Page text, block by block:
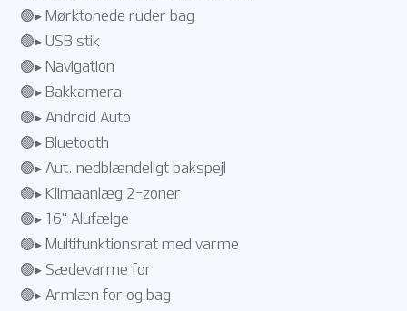
🟢▸ Mørktonede ruder bag
🟢▸ USB stik
🟢▸ Navigation
🟢▸ Bakkamera
🟢▸ Android Auto
🟢▸ Bluetooth
🟢▸ Aut. nedblændeligt bakspejl
🟢▸ Klimaanlæg 2-zoner
🟢▸ 16" Alufælge
🟢▸ Multifunktionsrat med varme
🟢▸ Sædevarme for
🟢▸ Armlæn for og bag